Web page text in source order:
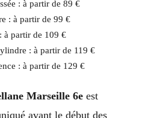
: à partir de 89 €
: à partir de 99 €
à partir de 109 €
: à partir de 119 €
: à partir de 129 €
Marseille 6e est
avant le début des